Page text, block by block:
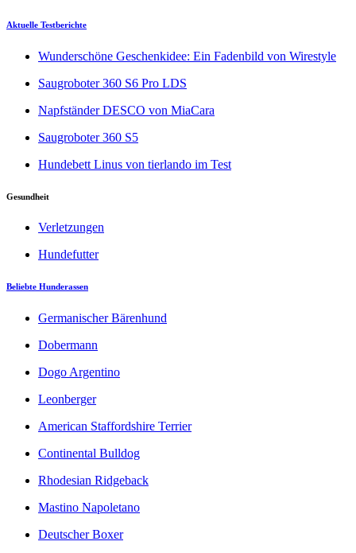
Aktuelle Testberichte
Wunderschöne Geschenkidee: Ein Fadenbild von Wirestyle
Saugroboter 360 S6 Pro LDS
Napfständer DESCO von MiaCara
Saugroboter 360 S5
Hundebett Linus von tierlando im Test
Gesundheit
Verletzungen
Hundefutter
Beliebte Hunderassen
Germanischer Bärenhund
Dobermann
Dogo Argentino
Leonberger
American Staffordshire Terrier
Continental Bulldog
Rhodesian Ridgeback
Mastino Napoletano
Deutscher Boxer